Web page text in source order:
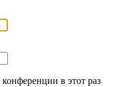
в этот раз